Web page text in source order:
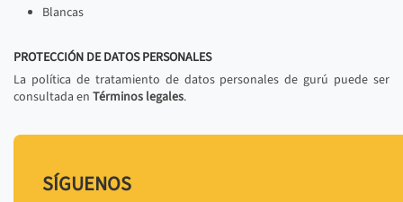
Blancas
PROTECCIÓN DE DATOS PERSONALES
La política de tratamiento de datos personales de gurú puede ser
consultada en Términos legales.
SÍGUENOS